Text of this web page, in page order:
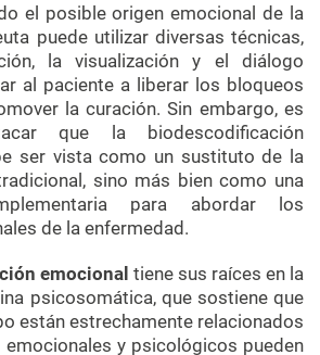
el posible origen emocional de la
puede utilizar diversas técnicas,
la visualización y el diálogo
al paciente a liberar los bloqueos
la curación. Sin embargo, es
que la biodescodificación
ser vista como un sustituto de la
sino más bien como una
para abordar los
de la enfermedad.
emocional tiene sus raíces en la
psicosomática, que sostiene que
están estrechamente relacionados
y psicológicos pueden